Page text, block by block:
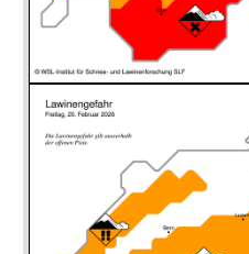
Gefahrenentwicklung
Lawinenbulletins dieser